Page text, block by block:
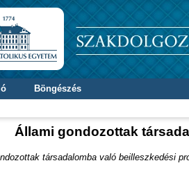
Böngészés
Állami gondozottak
társadalomba való beilleszkedési